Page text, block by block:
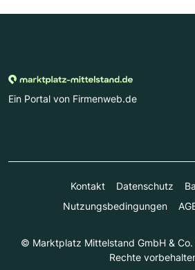
Ein Portal von Firmenweb.de
Kontakt Datenschutz
Nutzungsbedingungen
© Marktplatz Mittelstand GmbH &
Rechte